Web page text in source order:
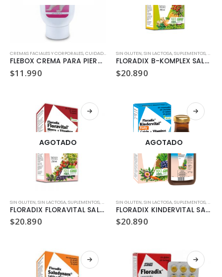
CREMAS FACIALES Y CORPORALES,CUIDADO E HIGIENE PERSONAL ,SUPLEMENTOS,VEGANO,
FLEBOX CREMA PARA PIERNAS FDC
$11.990
SIN GLUTEN,SIN LACTOSA,SUPLEMENTOS,
FLORADIX B-KOMPLEX SALUS 250 ML
$20.890
AGOTADO
SIN GLUTEN,SIN LACTOSA,SUPLEMENTOS,VEGANO,VITAMINAS Y MINERALES
FLORADIX FLORAVITAL SALUS 250 ML
$20.890
AGOTADO
SIN GLUTEN,SIN LACTOSA,SUPLEMENTOS,
FLORADIX KINDERVITAL SALUS 250 ML
$20.890